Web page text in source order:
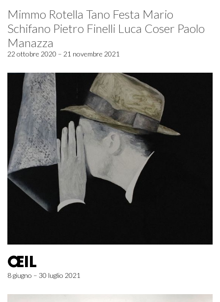
Mimmo Rotella Tano Festa Mario
Schifano Pietro Finelli Luca Coser Paolo
Manazza
22 ottobre 2020 – 21 novembre 2021
ŒIL
8 giugno – 30 luglio 2021